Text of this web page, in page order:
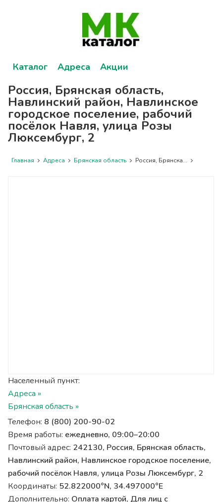
Каталог Адреса Акции
Россия, Брянская область,
Навлинский район, Навлинское
городское поселение, рабочий
посёлок Навля, улица Розы
Люксембург, 2
Главная Адреса Брянская область Россия, Брянска...
Населенный пункт:
Адреса »
Брянская область »
Телефон: 8 (800) 200-90-02
Время работы: ежедневно, 09:00–20:00
Почтовый адрес: 242130, Россия, Брянская область,
Навлинский район, Навлинское городское поселение,
рабочий посёлок Навля, улица Розы Люксембург, 2
Координаты: 52.822000°N, 34.497000°E
Дополнительно: Оплата картой, Для лиц с